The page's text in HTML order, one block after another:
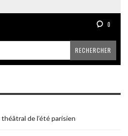
0
de l’été parisien